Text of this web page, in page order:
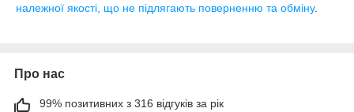
належної якості, що не підлягають поверненню та обміну.
Про нас
99% позитивних з 316 відгуків за рік